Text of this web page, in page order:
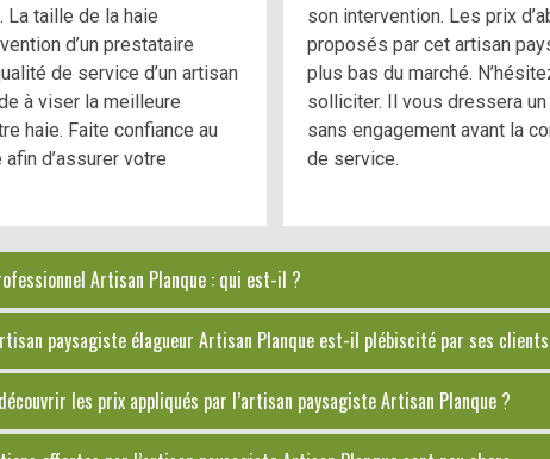
La taille de la haie
d’un prestataire
de service d’un artisan
à viser la meilleure
haie. Faite confiance au
d’assurer votre
son intervention. Les prix
proposés par cet artisan
plus bas du marché.
solliciter. Il vous dressera
sans engagement avant la
de service.
Artisan Planque : qui est-il ?
paysagiste élagueur Artisan Planque est-il plébiscité par ses
les prix appliqués par l’artisan paysagiste Artisan Planque ?